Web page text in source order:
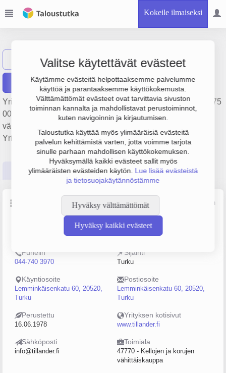
Kokeile ilmaiseksi
Valitse käytettävät evästeet
Käytämme evästeitä helpottaaksemme palvelumme
käyttöä ja parantaaksemme käyttökokemusta.
Välttämättömät evästeet ovat tarvittavia sivuston
toiminnan kannalta ja mahdollistavat perustoiminnot,
kuten navigoinnin ja kirjautumisen.
Taloustutka käyttää myös ylimääräisiä evästeitä
palvelun kehittämistä varten, jotta voimme tarjota
sinulle parhaan mahdollisen käyttökokemuksen.
Hyväksymällä kaikki evästeet sallit myös
ylimääräisten evästeiden käytön. Lue lisää evästeistä
ja tietosuojakäytännöstämme
Hyväksy välttämättömät
Hyväksy kaikki evästeet
Näytä haku Oy Tillander Ab
Raportit
Yrityksen Oy Tillander Ab liikevaihto on 727 000 € ja tulos -75
000 €. Sen päätoimiala on Kellojen ja korujen
vähittäiskauppa, perustamisvuosi 1978 ja sijainti Turku.
Yrityksen yhtiömuoto Osakeyhtiö (OY).
Perustiedot Tilinpäätösluvut Päättäjätiedot
Lähde: YTJ, PRH, Traficom
Henkilöstömäärä
5–9
Puhelin
044-740 3970
Sijainti
Turku
Käyntiosoite
Lemminkäisenkatu 60, 20520,
Turku
Postiosoite
Lemminkäisenkatu 60, 20520,
Turku
Perustettu
16.06.1978
Yrityksen kotisivut
www.tillander.fi
Sähköposti
info@tillander.fi
Toimiala
47770 - Kellojen ja korujen
vähittäiskauppa